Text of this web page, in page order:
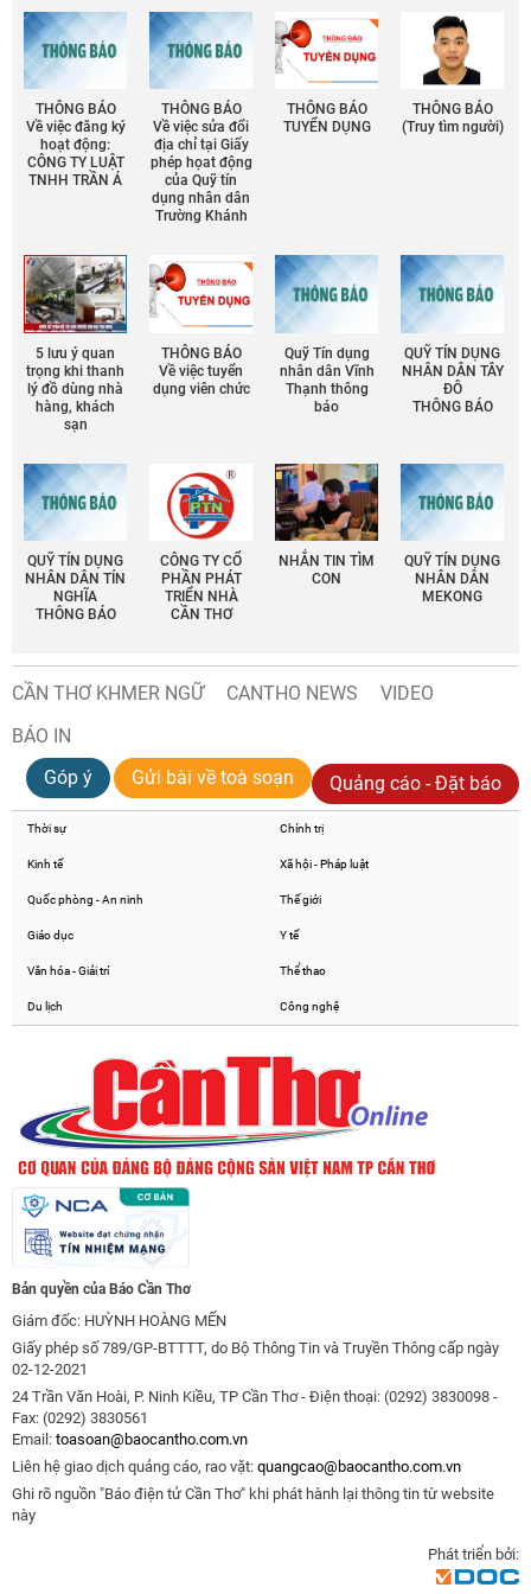
THÔNG BÁO
Về việc đăng ký
hoạt động:
CÔNG TY LUẬT
TNHH TRẦN Á
THÔNG BÁO
Về việc sửa đổi
địa chỉ tại Giấy
phép họat động
của Quỹ tín
dụng nhân dân
Trường Khánh
THÔNG BÁO
TUYỂN DỤNG
THÔNG BÁO
(Truy tìm người)
5 lưu ý quan
trọng khi thanh
lý đồ dùng nhà
hàng, khách
sạn
THÔNG BÁO
Về việc tuyển
dụng viên chức
Quỹ Tín dụng
nhân dân Vĩnh
Thạnh thông
báo
QUỸ TÍN DỤNG
NHÂN DÂN TÂY
ĐÔ
THÔNG BÁO
QUỸ TÍN DỤNG
NHÂN DÂN TÍN
NGHĨA
THÔNG BÁO
CÔNG TY CỔ
PHẦN PHÁT
TRIỂN NHÀ
CẦN THƠ
NHẮN TIN TÌM
CON
QUỸ TÍN DỤNG
NHÂN DÂN
MEKONG
CẦN THƠ KHMER NGỮ CANTHO NEWS
VIDEO
BÁO IN
Góp ý
Gửi bài về toà soạn Quảng cáo - Đặt báo
Thời sự Chính trị
Kinh tế Xã hội - Pháp luật
Quốc phòng - An ninh Thế giới
Giáo dục Y tế
Văn hóa - Giải trí Thể thao
Du lịch Công nghệ
Bản quyền của Báo Cần Thơ
Giám đốc: HUỲNH HOÀNG MẾN
Giấy phép số 789/GP-BTTTT, do Bộ Thông Tin và Truyền Thông cấp ngày
02-12-2021
24 Trần Văn Hoài, P. Ninh Kiều, TP Cần Thơ - Điện thoại: (0292) 3830098 -
Fax: (0292) 3830561
Email: toasoan@baocantho.com.vn
Liên hệ giao dịch quảng cáo, rao vặt: quangcao@baocantho.com.vn
Ghi rõ nguồn "Báo điện tử Cần Thơ" khi phát hành lại thông tin từ website
này
Phát triển bởi: